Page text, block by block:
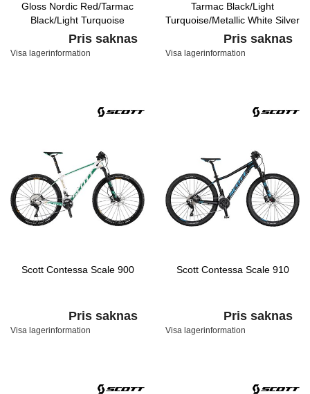
Gloss Nordic Red/Tarmac
Black/Light Turquoise
Pris saknas
Visa lagerinformation
Tarmac Black/Light
Turquoise/Metallic White Silver
Pris saknas
Visa lagerinformation
Scott Contessa Scale 900
Pris saknas
Visa lagerinformation
Scott Contessa Scale 910
Pris saknas
Visa lagerinformation